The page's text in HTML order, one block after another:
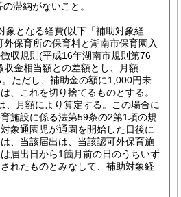
滞納がないこと。
象となる経費(以下「補助対象経
外保育所の保育料と湖南市保育園入
収規則 (平成16年湖南市規則第76
収金相当額との差額とし、月額
ただし、補助金の額に1,000円未
、これを切り捨てるものとする。
、月額により算定する。
この場合に
施設に係る法第59条の2第1項の規
象通園児が通園を開始した日後に
、当該届出は、当該認可外保育施
届出日から1箇月前の日のうちいず
れたものとみなして、補助対象経